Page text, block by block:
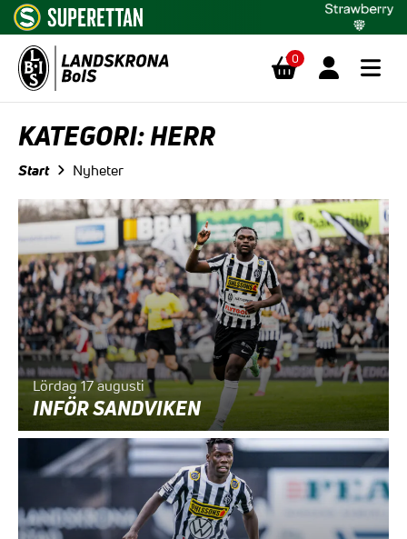
0
KATEGORI:HERR
Start Nyheter
Lördag 17 augusti
INFÖR SANDVIKEN